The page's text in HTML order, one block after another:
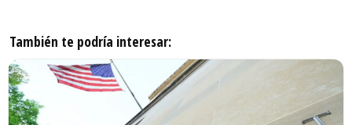
También te podría interesar: